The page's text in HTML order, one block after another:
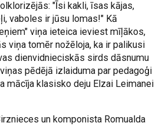
"Īsi kakli, īsas kājas,
vaboles ir jūsu lomas!" Kā
viņa ieteica ieviest mīļākos,
viņa tomēr nožēloja, ka ir palikusi
dienvidnieciskās sirds dāsnumu
pēdējā izlaiduma par pedagoģi
mācīja klasisko deju Elzai Leimanei
un komponista Romualda